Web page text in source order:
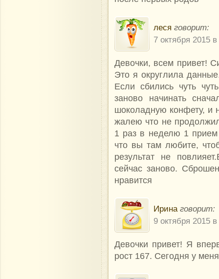
леся говорит:
7 октября 2015
Девочки, всем привет!
Это я округлила
Если сбились чуть
заново начинать
шоколадную конфету, и
жалею что не
1 раз в неделю 1 прием
что вы там любите,
результат не
сейчас заново.
нравится
Ирина говорит:
9 октября 2015
Девочки привет! Я
рост 167. Сегодня у